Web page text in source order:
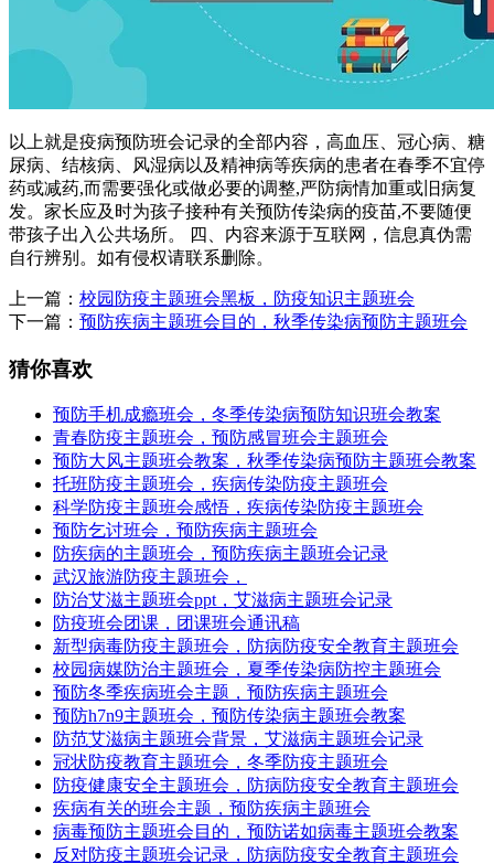
以上就是疫病预防班会记录的全部内容，高血压、冠心病、糖
尿病、结核病、风湿病以及精神病等疾病的患者在春季不宜停
药或减药,而需要强化或做必要的调整,严防病情加重或旧病复
发。家长应及时为孩子接种有关预防传染病的疫苗,不要随便
带孩子出入公共场所。 四、内容来源于互联网，信息真伪需
自行辨别。如有侵权请联系删除。
上一篇： 校园防疫主题班会黑板，防疫知识主题班会
下一篇： 预防疾病主题班会目的，秋季传染病预防主题班会
猜你喜欢
预防手机成瘾班会，冬季传染病预防知识班会教案
青春防疫主题班会，预防感冒班会主题班会
预防大风主题班会教案，秋季传染病预防主题班会教案
托班防疫主题班会，疾病传染防疫主题班会
科学防疫主题班会感悟，疾病传染防疫主题班会
预防乞讨班会，预防疾病主题班会
防疾病的主题班会，预防疾病主题班会记录
武汉旅游防疫主题班会，
防治艾滋主题班会ppt，艾滋病主题班会记录
防疫班会团课，团课班会通讯稿
新型病毒防疫主题班会，防病防疫安全教育主题班会
校园病媒防治主题班会，夏季传染病防控主题班会
预防冬季疾病班会主题，预防疾病主题班会
预防h7n9主题班会，预防传染病主题班会教案
防范艾滋病主题班会背景，艾滋病主题班会记录
冠状防疫教育主题班会，冬季防疫主题班会
防疫健康安全主题班会，防病防疫安全教育主题班会
疾病有关的班会主题，预防疾病主题班会
病毒预防主题班会目的，预防诺如病毒主题班会教案
反对防疫主题班会记录，防病防疫安全教育主题班会